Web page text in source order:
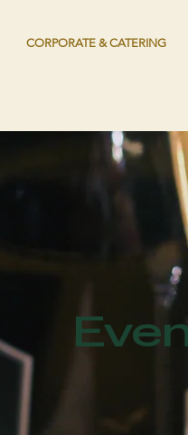
CORPORATE & CATERING